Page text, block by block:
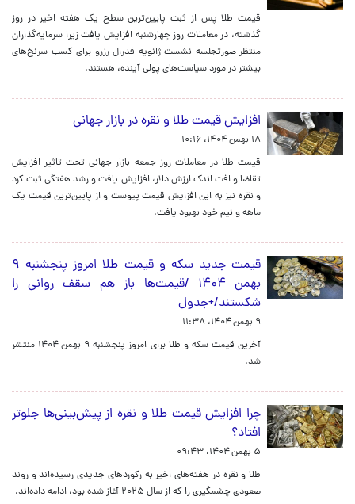
قیمت طلا پس از ثبت پایین‌ترین سطح یک هفته اخیر در روز
گذشته، در معاملات روز چهارشنبه افزایش یافت زیرا سرمایه‌گذاران
منتظر صورتجلسه نشست ژانویه فدرال رزرو برای کسب سرنخ‌های
بیشتر در مورد سیاست‌های پولی آینده، هستند.
افزایش قیمت طلا و نقره در بازار جهانی
۱۸ بهمن ۱۴۰۴، ۱۰:۱۶
قیمت طلا در معاملات روز جمعه بازار جهانی تحت تاثیر افزایش
تقاضا و افت اندک ارزش دلار، افزایش یافت و رشد هفتگی ثبت کرد
و نقره نیز به این افزایش قیمت پیوست و از پایین‌ترین قیمت یک
ماهه و نیم خود بهبود یافت.
قیمت جدید سکه و قیمت طلا امروز پنجشنبه ۹
بهمن ۱۴۰۴ /قیمت‌ها باز هم سقف روانی را
شکستند/+جدول
۹ بهمن ۱۴۰۴، ۱۱:۳۸
آخرین قیمت سکه و طلا برای امروز پنجشنبه ۹ بهمن ۱۴۰۴ منتشر
شد.
چرا افزایش قیمت طلا و نقره از پیش‌بینی‌ها جلوتر
افتاد؟
۵ بهمن ۱۴۰۴، ۰۹:۴۳
طلا و نقره در هفته‌های اخیر به رکوردهای جدیدی رسیده‌اند و روند
صعودی چشمگیری را که از سال ۲۰۲۵ آغاز شده بود، ادامه داده‌اند.